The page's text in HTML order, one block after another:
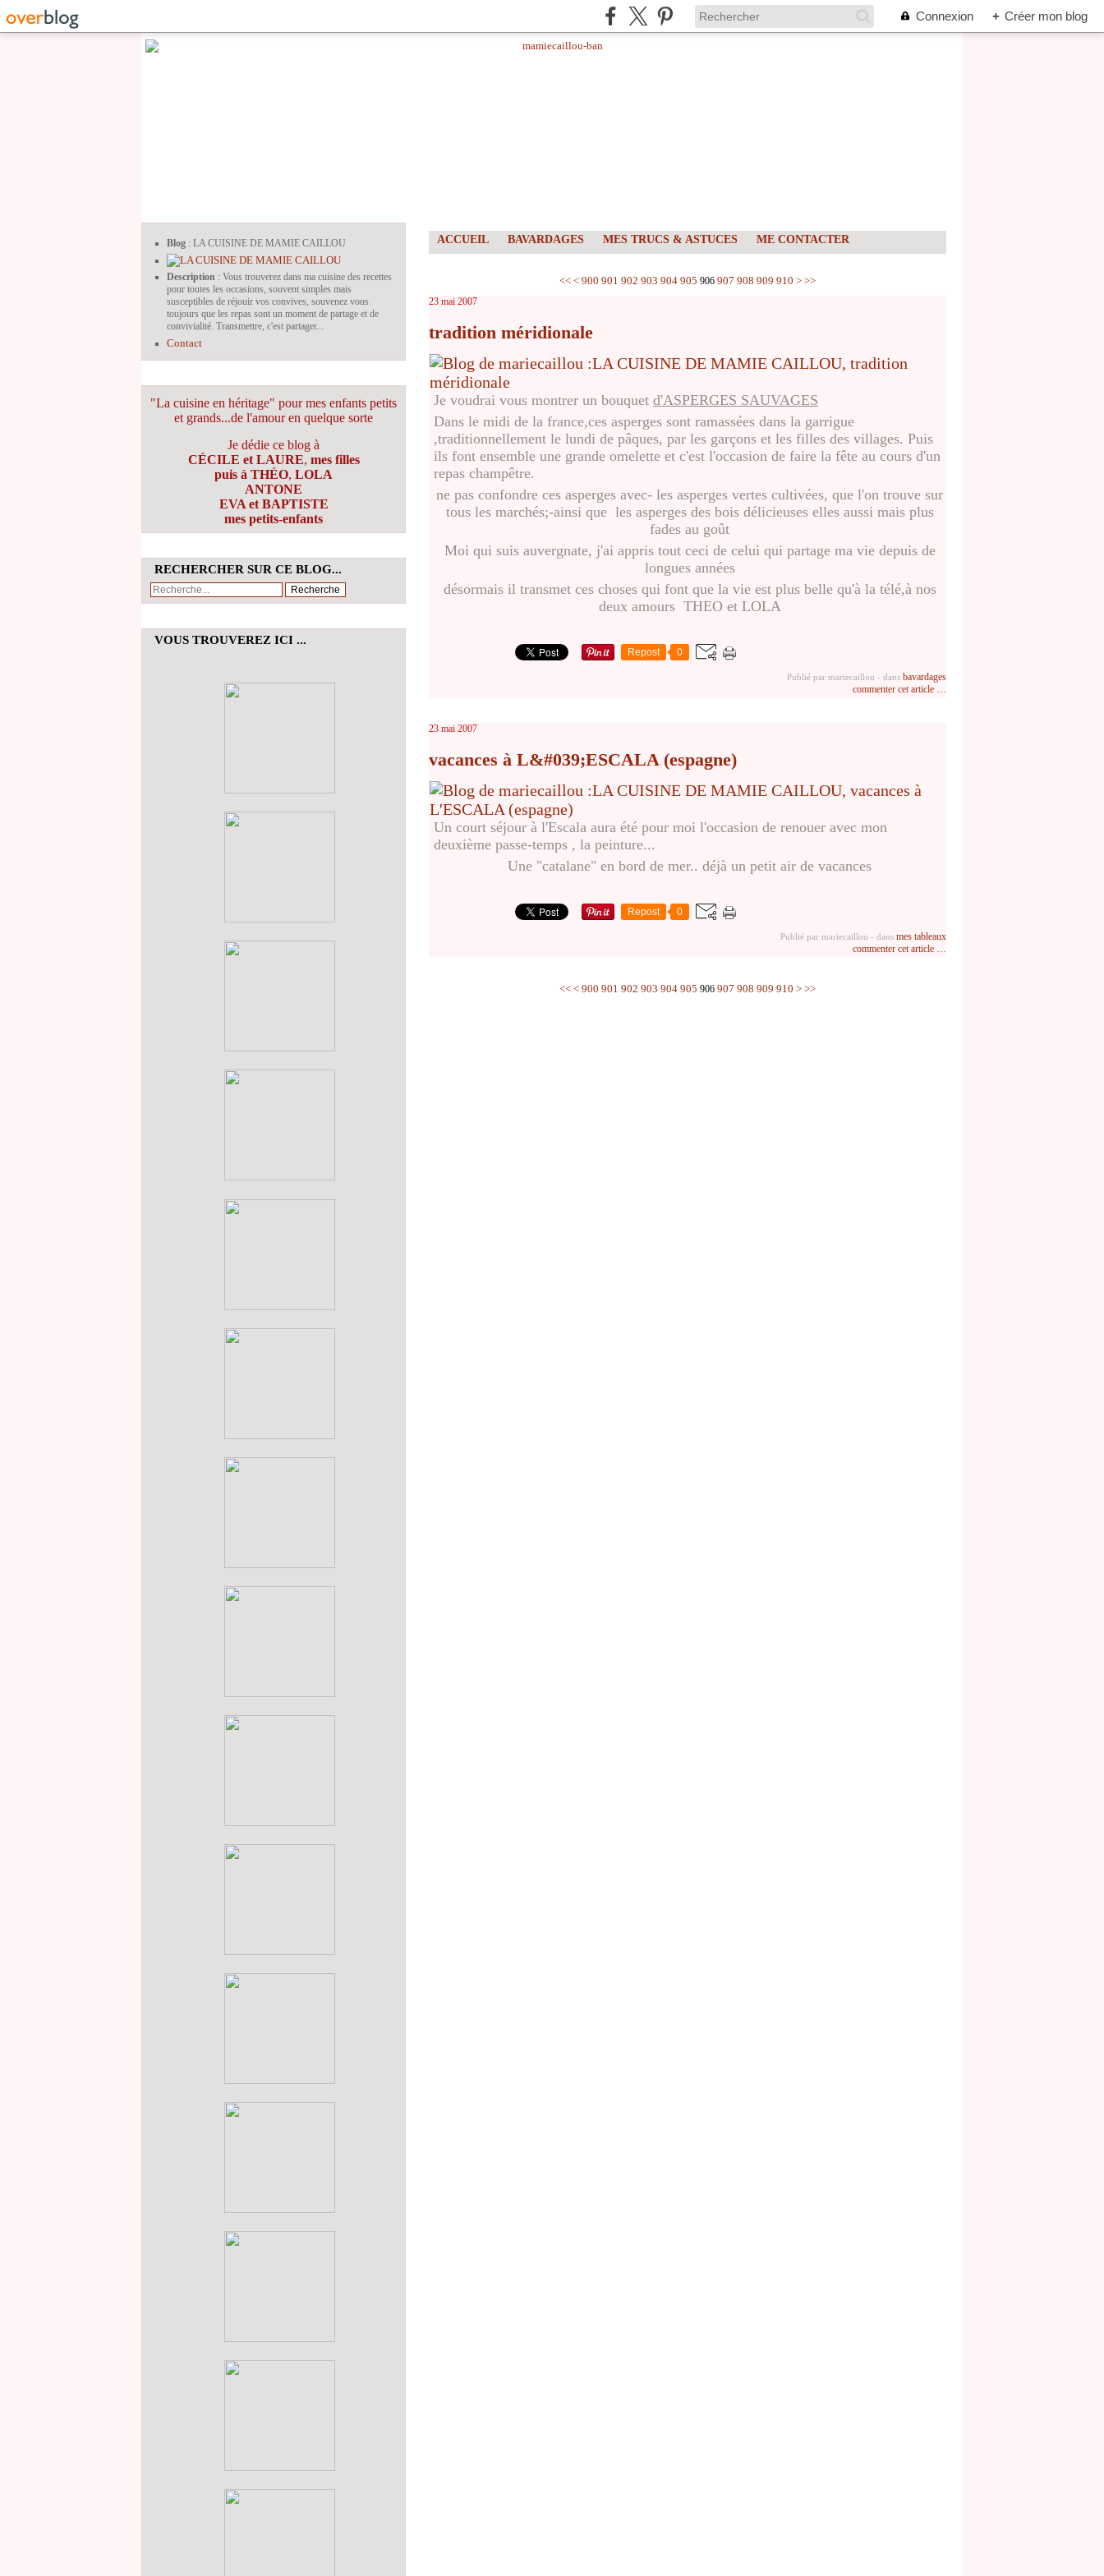
Connexion + Créer mon blog
Blog : LA CUISINE DE MAMIE CAILLOU
Description : Vous trouverez dans ma cuisine des recettes
pour toutes les occasions, souvent simples mais
susceptibles de réjouir vos convives, souvenez vous
toujours que les repas sont un moment de partage et de
convivialité. Transmettre, c'est partager...
Contact
"La cuisine en héritage" pour mes enfants petits
et grands...de l'amour en quelque sorte
Je dédie ce blog à
CÉCILE et LAURE, mes filles
puis à THÉO, LOLA
ANTONE
EVA et BAPTISTE
mes petits-enfants
RECHERCHER SUR CE BLOG...
VOUS TROUVEREZ ICI ...
ACCUEIL BAVARDAGES MES TRUCS & ASTUCES ME CONTACTER
<< < 900 901 902 903 904 905 906 907 908 909 910 920
> >>
23 mai 2007
tradition méridionale
Je voudrai vous montrer un bouquet d'ASPERGES SAUVAGES
Dans le midi de la france,ces asperges sont ramassées dans la garrigue
,traditionnellement le lundi de pâques, par les garçons et les filles des villages. Puis
ils font ensemble une grande omelette et c'est l'occasion de faire la fête au cours d'un
repas champêtre.
ne pas confondre ces asperges avec- les asperges vertes cultivées, que l'on trouve sur
tous les marchés;-ainsi que les asperges des bois délicieuses elles aussi mais plus
fades au goût
Moi qui suis auvergnate, j'ai appris tout ceci de celui qui partage ma vie depuis de
longues années
désormais il transmet ces choses qui font que la vie est plus belle qu'à la télé,à nos
deux amours THEO et LOLA
Repost 0
Publié par mariecaillou - dans bavardages
commenter cet article …
23 mai 2007
vacances à L&#039;ESCALA (espagne)
Un court séjour à l'Escala aura été pour moi l'occasion de renouer avec mon
deuxième passe-temps , la peinture...
Une "catalane" en bord de mer.. déjà un petit air de vacances
Repost 0
Publié par mariecaillou - dans mes tableaux
commenter cet article
<< < 900 901 902 903 904 905 906 907 908 909 910 920
> >>